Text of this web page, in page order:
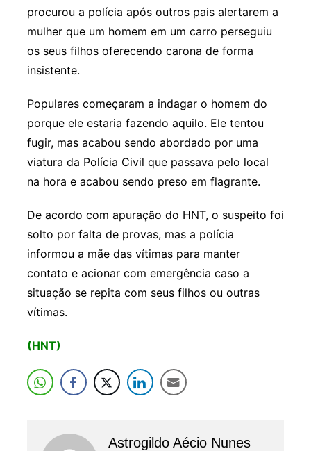
procurou a polícia após outros pais alertarem a
mulher que um homem em um carro perseguiu
os seus filhos oferecendo carona de forma
insistente.
Populares começaram a indagar o homem do
porque ele estaria fazendo aquilo. Ele tentou
fugir, mas acabou sendo abordado por uma
viatura da Polícia Civil que passava pelo local
na hora e acabou sendo preso em flagrante.
De acordo com apuração do HNT, o suspeito foi
solto por falta de provas, mas a polícia
informou a mãe das vítimas para manter
contato e acionar com emergência caso a
situação se repita com seus filhos ou outras
vítimas.
(HNT)
Astrogildo Aécio Nunes